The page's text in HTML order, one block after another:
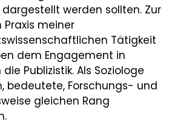
werden sollten. Zur
meiner
Tätigkeit
dem Engagement in
Publizistik. Als Soziologe
bedeutete, Forschungs- und
gleichen Rang